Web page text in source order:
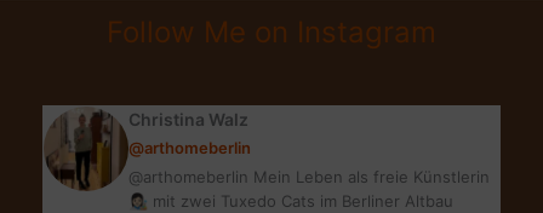
MADE/SLOW
&
LIFESTYLE
Follow Me on Instagram
Christina Walz
@arthomeberlin
@arthomeberlin Mein Leben als freie Künstlerin
👩🏻‍🎨 mit zwei Tuxedo Cats im Berliner Altbau